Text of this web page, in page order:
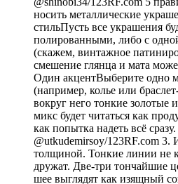
носить металлические
стильПусть все украшения
полированными, либо с
(скажем, винтажное
смешение глянца и мата
Один акцентВыберите одно
(например, колье или
вокруг него тонкие золотые
микс будет читаться как
как попытка надеть всё
@utkudemirsoy/123RF.com 3.
толщиной. Тонкие линии не
дружат. Две-три тончайшие
шее выглядят как изящный